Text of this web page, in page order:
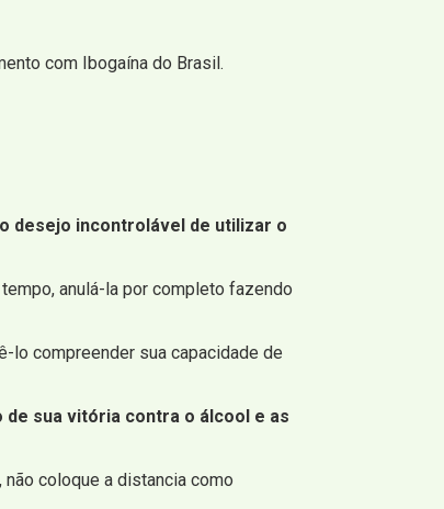
com Ibogaína do Brasil.
desejo incontrolável de utilizar o
anulá-la por completo fazendo
lo compreender sua capacidade de
de sua vitória contra o álcool e as
não coloque a distancia como